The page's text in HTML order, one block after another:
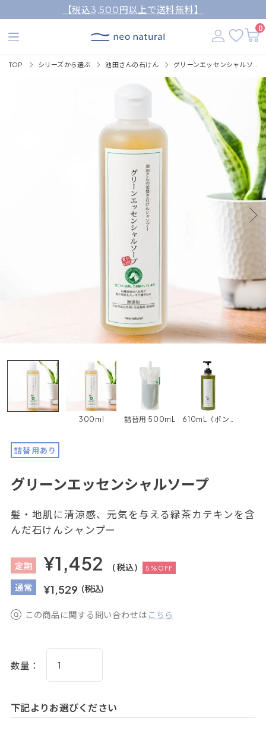
【税込3,500円以上で送料無料】
0
TOP シリーズから選ぶ 池田さんの石けん
300ml 詰替用 500mL 610mL（ポンプタイプ）
詰替用あり
グリーンエッセンシャルソープ
髪・地肌に清涼感、元気を与える緑茶カテキンを含
んだ石けんシャンプー
定期 ¥1,452 (税込) 5%OFF
通常 ¥1,529 (税込)
この商品に関する問い合わせは こちら
数量：
下記よりお選びください